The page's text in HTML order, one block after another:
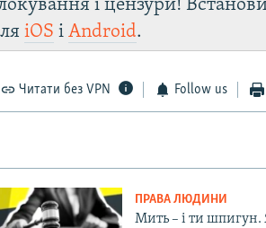
і цензури!
iOS іAndroid.
Читати без VPN Follow us
ПРАВА ЛЮДИНИ
Мить – і ти шпигун.